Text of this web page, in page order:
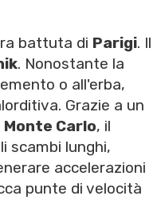
battuta di Parigi. Il
. Nonostante la
o all'erba,
Grazie a un
Monte Carlo, il
scambi lunghi,
accelerazioni
punte di velocità